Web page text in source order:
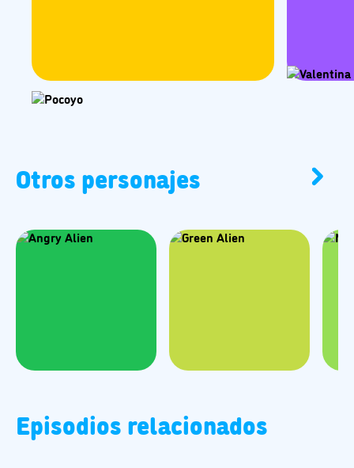
Otros personajes
Episodios relacionados